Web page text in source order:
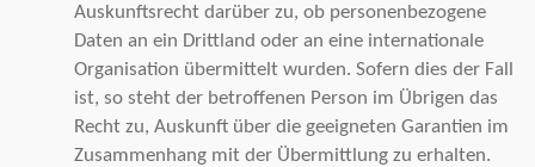
Auskunftsrecht darüber zu, ob personenbezogene
Daten an ein Drittland oder an eine internationale
Organisation übermittelt wurden. Sofern dies der Fall
ist, so steht der betroffenen Person im Übrigen das
Recht zu, Auskunft über die geeigneten Garantien im
Zusammenhang mit der Übermittlung zu erhalten.